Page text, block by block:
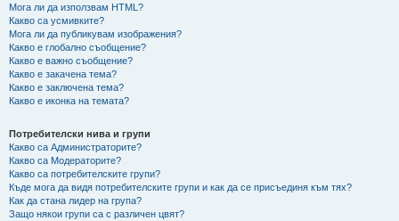
Мога ли да използвам HTML?
Какво са усмивките?
Мога ли да публикувам изображения?
Какво е глобално съобщение?
Какво е важно съобщение?
Какво е закачена тема?
Какво е заключена тема?
Какво е иконка на темата?
Потребителски нива и групи
Какво са Администраторите?
Какво са Модераторите?
Какво са потребителските групи?
Къде мога да видя потребителските групи и как да се присъединя към тях?
Как да стана лидер на група?
Защо някои групи са с различен цвят?